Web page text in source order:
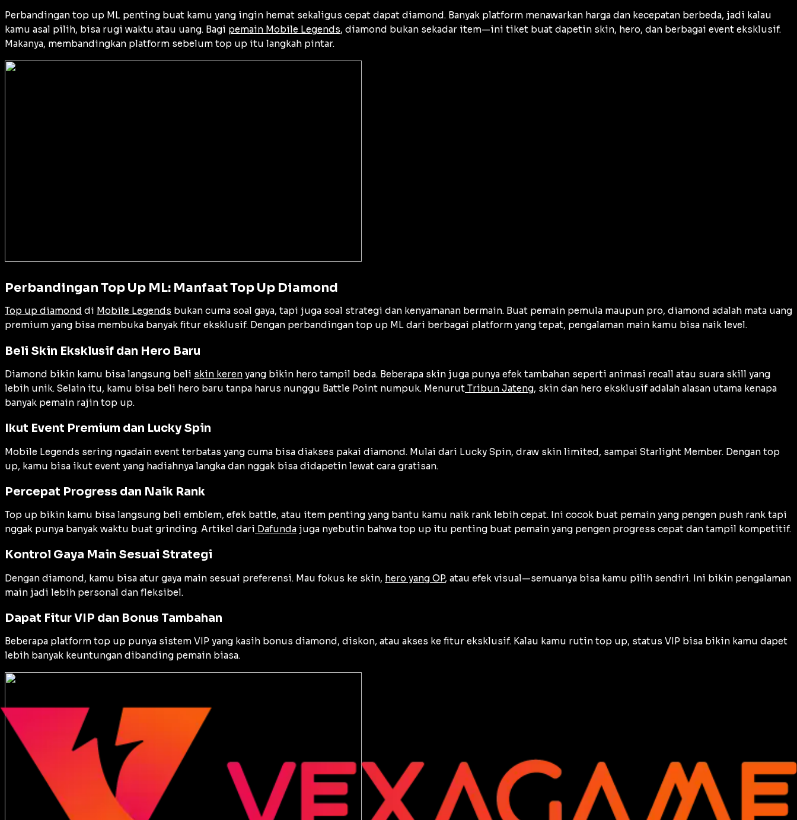
Perbandingan top up ML penting buat kamu yang ingin hemat sekaligus cepat dapat diamond. Banyak platform menawarkan harga dan kecepatan berbeda, jadi kalau
kamu asal pilih, bisa rugi waktu atau uang. Bagi pemain Mobile Legends, diamond bukan sekadar item—ini tiket buat dapetin skin, hero, dan berbagai event eksklusif.
Makanya, membandingkan platform sebelum top up itu langkah pintar.
Perbandingan Top Up ML: Manfaat Top Up Diamond
Top up diamond di Mobile Legends bukan cuma soal gaya, tapi juga soal strategi dan kenyamanan bermain. Buat pemain pemula maupun pro, diamond adalah mata uang
premium yang bisa membuka banyak fitur eksklusif. Dengan perbandingan top up ML dari berbagai platform yang tepat, pengalaman main kamu bisa naik level.
Beli Skin Eksklusif dan Hero Baru
Diamond bikin kamu bisa langsung beli skin keren yang bikin hero tampil beda. Beberapa skin juga punya efek tambahan seperti animasi recall atau suara skill yang
lebih unik. Selain itu, kamu bisa beli hero baru tanpa harus nunggu Battle Point numpuk. Menurut Tribun Jateng, skin dan hero eksklusif adalah alasan utama kenapa
banyak pemain rajin top up.
Ikut Event Premium dan Lucky Spin
Mobile Legends sering ngadain event terbatas yang cuma bisa diakses pakai diamond. Mulai dari Lucky Spin, draw skin limited, sampai Starlight Member. Dengan top
up, kamu bisa ikut event yang hadiahnya langka dan nggak bisa didapetin lewat cara gratisan.
Percepat Progress dan Naik Rank
Top up bikin kamu bisa langsung beli emblem, efek battle, atau item penting yang bantu kamu naik rank lebih cepat. Ini cocok buat pemain yang pengen push rank tapi
nggak punya banyak waktu buat grinding. Artikel dari Dafunda juga nyebutin bahwa top up itu penting buat pemain yang pengen progress cepat dan tampil kompetitif.
Kontrol Gaya Main Sesuai Strategi
Dengan diamond, kamu bisa atur gaya main sesuai preferensi. Mau fokus ke skin, hero yang OP, atau efek visual—semuanya bisa kamu pilih sendiri. Ini bikin pengalaman
main jadi lebih personal dan fleksibel.
Dapat Fitur VIP dan Bonus Tambahan
Beberapa platform top up punya sistem VIP yang kasih bonus diamond, diskon, atau akses ke fitur eksklusif. Kalau kamu rutin top up, status VIP bisa bikin kamu dapet
lebih banyak keuntungan dibanding pemain biasa.